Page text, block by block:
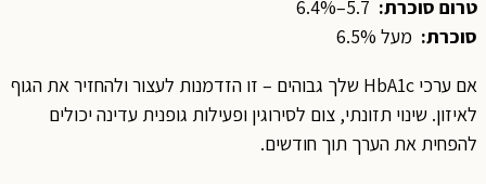
טרום סוכרת:
סוכרת:מעל 6.5%
אם ערכי HbA1c שלך גבוהים – זו הזדמנות לעצור ולהחזיר את הגוף
לאיזון. שינוי תזונתי, צום לסירוגין ופעילות גופנית עדינה יכולים
להפחית את הערך תוך חודשים.